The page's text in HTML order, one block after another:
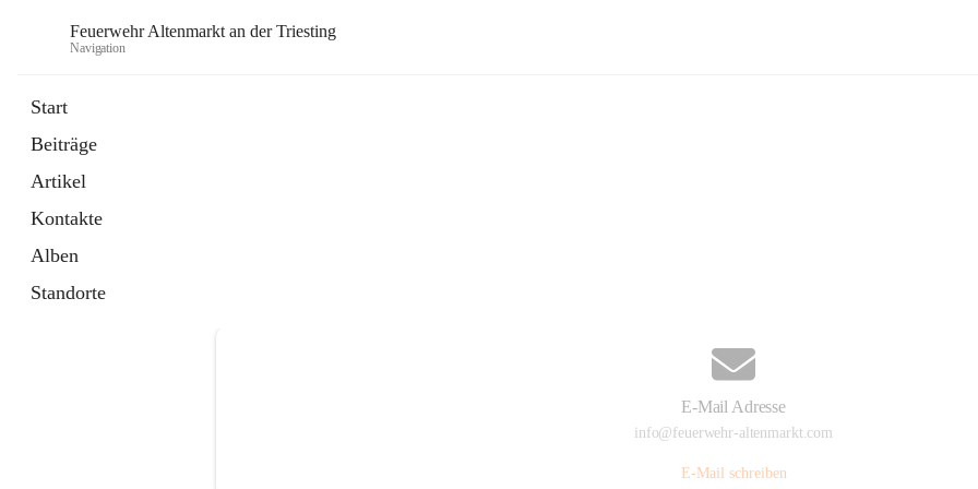
Feuerwehr Altenmarkt an der Triesting
Navigation
Start
Beiträge
Artikel
Kontakte
Alben
Standorte
E-Mail Adresse
info@feuerwehr-altenmarkt.com
E-Mail schreiben